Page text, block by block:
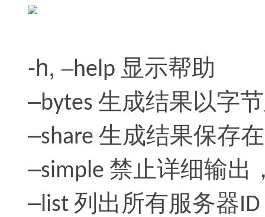
-h,–help 显示帮助
–bytes 生成结果以字
–share 生成结果保存在
–simple 禁止详细输出
–list 列出所有服务器ID